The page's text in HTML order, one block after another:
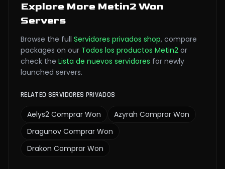
Explore More Metin2 Won
Servers
Browse the full Servidores privados shop, compare
packages on our Todos los productos Metin2 or
check the Lista de nuevos servidores for newly
launched servers.
RELATED SERVIDORES PRIVADOS
Aelys2 Comprar Won Azyrah Comprar Won
Dragunov Comprar Won
Drakon Comprar Won